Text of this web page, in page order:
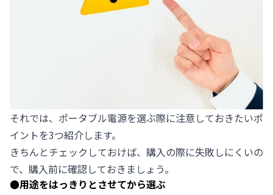
それでは、ポータブル電源を選ぶ際に注意しておきたいポ
イントを3つ紹介します。
きちんとチェックしておけば、購入の際に失敗しにくいの
で、購入前に確認しておきましょう。
●用途をはっきりとさせてから選ぶ